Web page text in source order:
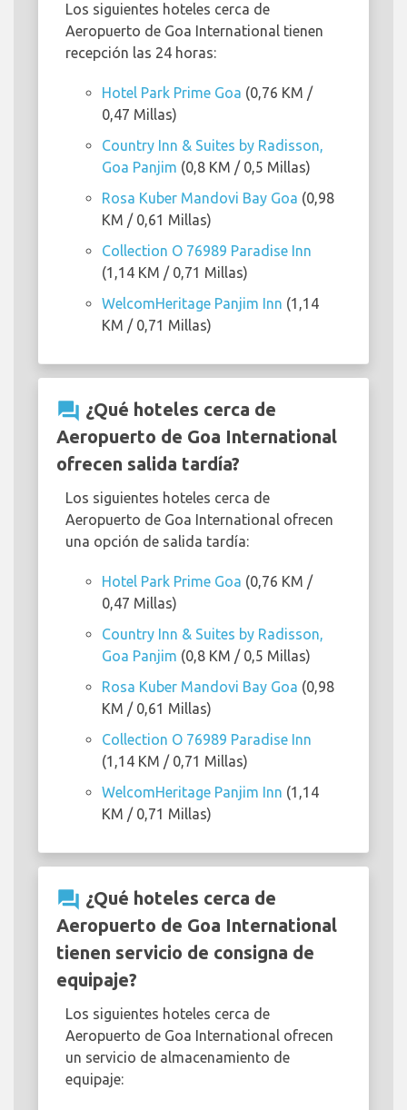
Los siguientes hoteles cerca de
Aeropuerto de Goa International tienen
recepción las 24 horas:
Hotel Park Prime Goa (0,76 KM /
0,47 Millas)
Country Inn & Suites by Radisson,
Goa Panjim (0,8 KM / 0,5 Millas)
Rosa Kuber Mandovi Bay Goa (0,98
KM / 0,61 Millas)
Collection O 76989 Paradise Inn
(1,14 KM / 0,71 Millas)
WelcomHeritage Panjim Inn (1,14
KM / 0,71 Millas)
question_answer ¿Qué hoteles cerca de
Aeropuerto de Goa International
ofrecen salida tardía?
Los siguientes hoteles cerca de
Aeropuerto de Goa International ofrecen
una opción de salida tardía:
Hotel Park Prime Goa (0,76 KM /
0,47 Millas)
Country Inn & Suites by Radisson,
Goa Panjim (0,8 KM / 0,5 Millas)
Rosa Kuber Mandovi Bay Goa (0,98
KM / 0,61 Millas)
Collection O 76989 Paradise Inn
(1,14 KM / 0,71 Millas)
WelcomHeritage Panjim Inn (1,14
KM / 0,71 Millas)
question_answer ¿Qué hoteles cerca de
Aeropuerto de Goa International
tienen servicio de consigna de
equipaje?
Los siguientes hoteles cerca de
Aeropuerto de Goa International ofrecen
un servicio de almacenamiento de
equipaje: